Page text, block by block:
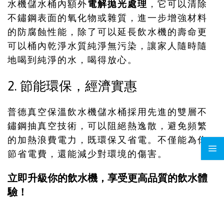
水機儲水桶內額外電解拋光處理 ，它可以清除
不鏽鋼表面的氧化物或雜質，進一步增強材料
的防腐蝕性能，除了可以延長飲水機的壽命更
可以桶內乾淨水質純淨無污染，讓家人隨時隨
地喝到純淨的水，喝得放心。
2. 節能環保，經濟實惠
普德真空保溫飲水機儲水桶採用先進的雙層不
鏽鋼抽真空技術，可以阻絕熱逸散，避免頻繁
的加熱浪費電力，既環保又省電。不僅能為你
節省電費，還能減少對環境的傷害。
立即升級你的飲水機，享受更高品質的飲水體
驗！